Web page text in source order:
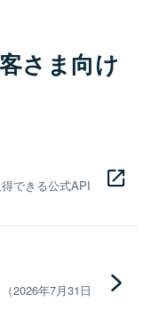
さま向け
できる公式API
2026年7月31日